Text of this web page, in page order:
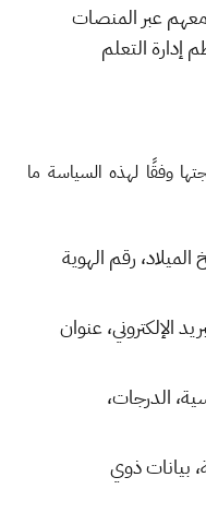
معهم عبر المنصات
إدارة التعلم
وفقًا لهذه السياسة ما
الميلاد، رقم الهوية
الإلكتروني، عنوان
الدرجات،
بيانات ذوي